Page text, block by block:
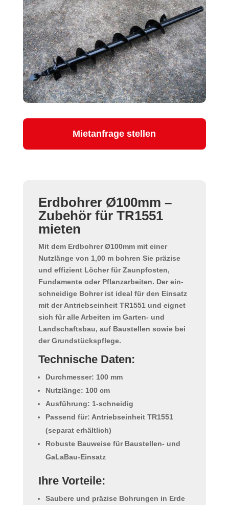
Mietanfrage stellen
Erdbohrer Ø100mm –
Zubehör für TR1551
mieten
Mit dem Erdbohrer Ø100mmmit einer
Nutzlänge von 1,00 m bohren Sie präzise
und effizient Löcher für Zaunpfosten,
Fundamente oder Pflanzarbeiten. Der ein-
schneidige Bohrer ist ideal für den Einsatz
mit der Antriebseinheit TR1551 und eignet
sich für alle Arbeiten im Garten- und
Landschaftsbau, auf Baustellen sowie bei
der Grundstückspflege.
Technische Daten:
Durchmesser: 100 mm
Nutzlänge: 100 cm
Ausführung: 1-schneidig
Passend für: Antriebseinheit TR1551
(separat erhältlich)
Robuste Bauweise für Baustellen- und
GaLaBau-Einsatz
Ihre Vorteile:
Saubere und präzise Bohrungen in Erde